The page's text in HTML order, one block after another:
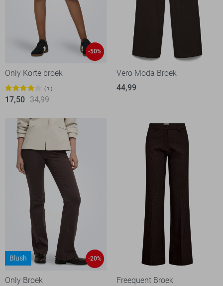
-50%
Only Korte broek
1
17,50 34,99
Vero Moda Broek
44,99
Blush -20%
Only Broek
Freequent Broek